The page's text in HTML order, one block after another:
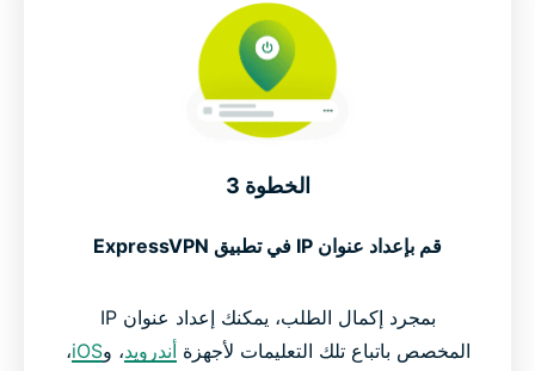
الخطوة 3
قم بإعداد عنوان IP في تطبيق ExpressVPN
بمجرد إكمال الطلب، يمكنك إعداد عنوان IP
المخصص باتباع تلك التعليمات لأجهزة أندرويد، وiOS،